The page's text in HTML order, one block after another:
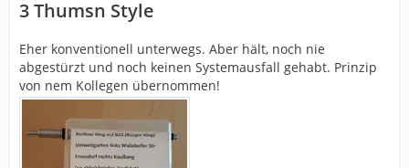
3Thumsn Style
Eher konventionell unterwegs. Aber hält, noch nie
abgestürzt und noch keinen Systemausfall gehabt. Prinzip
von nem Kollegen übernommen!